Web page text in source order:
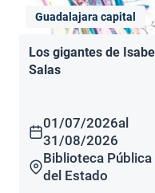
Guadalajara capital
Los gigantes de
Salas
01/07/2026al
31/08/2026
Biblioteca Pública
del Estado